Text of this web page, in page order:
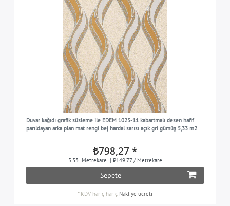
Duvar kağıdı grafik süsleme ile EDEM 1025-11 kabartmalı desen hafif
parıldayan arka plan mat rengi bej hardal sarısı açık gri gümüş 5,33 m2
₺798,27 *
5.33 Metrekare | ₺149,77 / Metrekare
Sepete
* KDV hariç hariç Nakliye ücreti